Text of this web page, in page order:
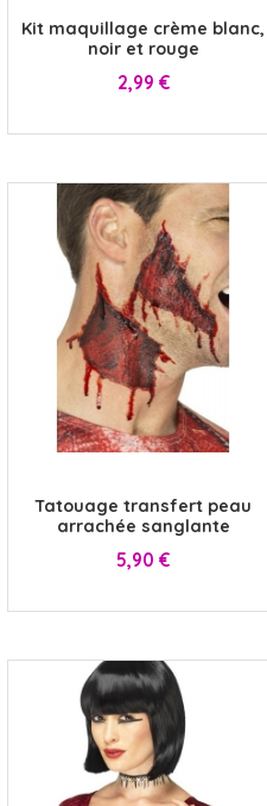
Kit maquillage crème blanc,
noir et rouge
Prix
2,99 €
Tatouage transfert peau
arrachée sanglante
Prix
5,90 €